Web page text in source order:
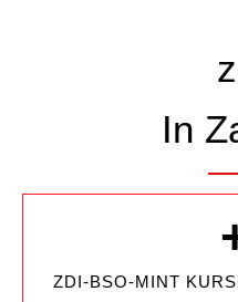
In
ZDI-BSO-MINT